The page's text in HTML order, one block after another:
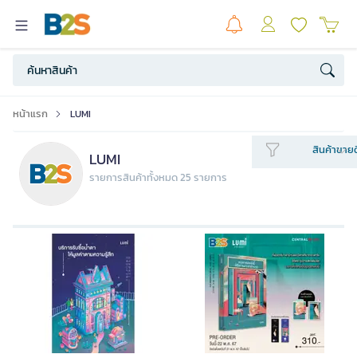
หน้าแรก LUMI
LUMI
รายการสินค้าทั้งหมด 25 รายการ
สินค้าขาย